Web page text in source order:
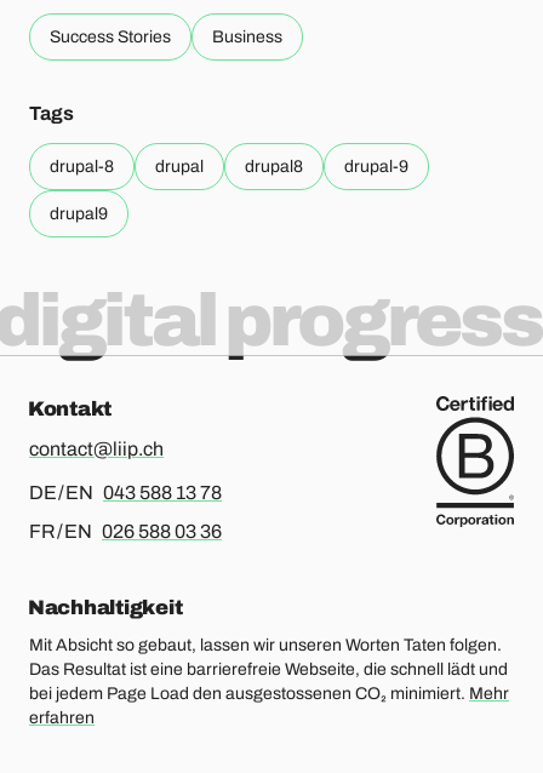
Success Stories Business
Tags
drupal-8 drupal drupal8 drupal-9
drupal9
progress
Kontakt
contact@liip.ch
DE / EN Für Deutsch oder Englisch, bitte anrufen
043 588 13 78
FR / EN Für Französisch oder Englisch, bitte anrufen
026 588 03 36
Nachhaltigkeit
Mit Absicht so gebaut, lassen wir unseren Worten Taten folgen.
Das Resultat ist eine barrierefreie Webseite, die schnell lädt und
bei jedem Page Load den ausgestossenen CO₂ minimiert. Mehr
erfahren